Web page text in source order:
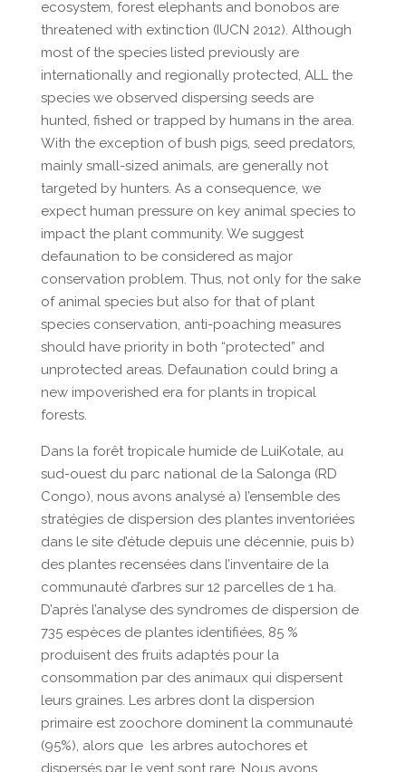
ecosystem, forest elephants and bonobos are
threatened with extinction (IUCN 2012). Although
most of the species listed previously are
internationally and regionally protected, ALL the
species we observed dispersing seeds are
hunted, fished or trapped by humans in the area.
With the exception of bush pigs, seed predators,
mainly small-sized animals, are generally not
targeted by hunters. As a consequence, we
expect human pressure on key animal species to
impact the plant community. We suggest
defaunation to be considered as major
conservation problem. Thus, not only for the sake
of animal species but also for that of plant
species conservation, anti-poaching measures
should have priority in both “protected” and
unprotected areas. Defaunation could bring a
new impoverished era for plants in tropical
forests.
Dans la forêt tropicale humide de LuiKotale, au
sud-ouest du parc national de la Salonga (RD
Congo), nous avons analysé a) l’ensemble des
stratégies de dispersion des plantes inventoriées
dans le site d’étude depuis une décennie, puis b)
des plantes recensées dans l’inventaire de la
communauté d’arbres sur 12 parcelles de 1 ha.
D’après l’analyse des syndromes de dispersion de
735 espèces de plantes identifiées, 85 %
produisent des fruits adaptés pour la
consommation par des animaux qui dispersent
leurs graines. Les arbres dont la dispersion
primaire est zoochore dominent la communauté
(95%), alors que les arbres autochores et
dispersés par le vent sont rare. Nous avons